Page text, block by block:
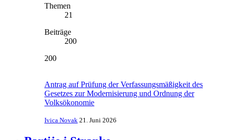
Themen
21
Beiträge
200
200
Antrag auf Prüfung der Verfassungsmäßigkeit des
Gesetzes zur Modernisierung und Ordnung der
Volksökonomie
Ivica Novak 21. Juni 2026